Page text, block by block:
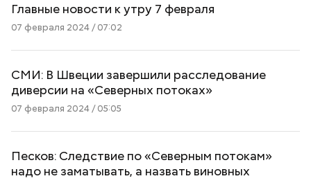
Главные новости к утру 7 февраля
07 февраля 2024 / 07:02
СМИ: В Швеции завершили расследование
диверсии на «Северных потоках»
07 февраля 2024 / 05:05
Песков: Следствие по «Северным потокам»
надо не заматывать, а назвать виновных